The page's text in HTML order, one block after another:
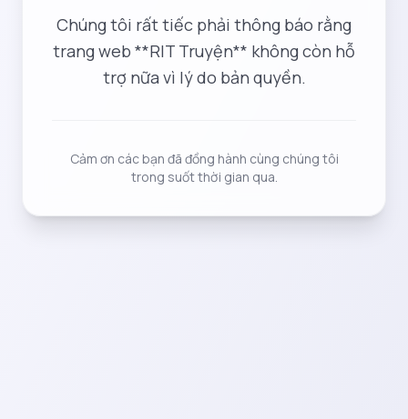
Chúng tôi rất tiếc phải thông báo rằng
trang web **RIT Truyện** không còn hỗ
trợ nữa vì lý do bản quyền.
Cảm ơn các bạn đã đồng hành cùng chúng tôi
trong suốt thời gian qua.